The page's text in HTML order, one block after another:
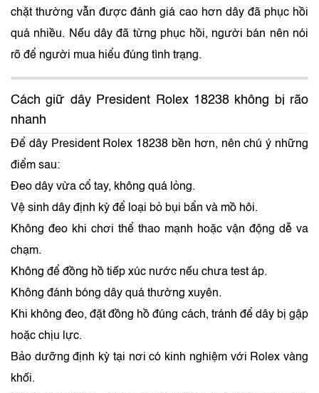
chặt thường vẫn được đánh giá cao hơn dây đã phục hồi
quá nhiều. Nếu dây đã từng phục hồi, người bán nên nói
rõ để người mua hiểu đúng tình trạng.
Cách giữ dây President Rolex 18238 không bị rão
nhanh
Để dây President Rolex 18238 bền hơn, nên chú ý những
điểm sau:
Đeo dây vừa cổ tay, không quá lỏng.
Vệ sinh dây định kỳ để loại bỏ bụi bẩn và mồ hôi.
Không đeo khi chơi thể thao mạnh hoặc vận động dễ va
chạm.
Không để đồng hồ tiếp xúc nước nếu chưa test áp.
Không đánh bóng dây quá thường xuyên.
Khi không đeo, đặt đồng hồ đúng cách, tránh để dây bị gập
hoặc chịu lực.
Bảo dưỡng định kỳ tại nơi có kinh nghiệm với Rolex vàng
khối.